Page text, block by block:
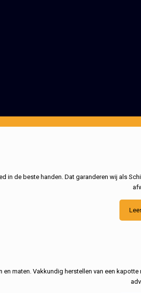
in de beste handen. Dat garanderen wij als
en maten. Vakkundig herstellen van een